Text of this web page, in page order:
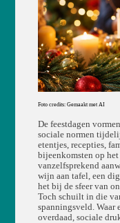
Foto credits: Gemaakt met AI
De feestdagen
sociale normen
etentjes, recepties,
bijeenkomsten op
vanzelfsprekend
wijn aan tafel, een
het bij de sfeer van
Toch schuilt in die
spanningsveld.
overdaad, sociale